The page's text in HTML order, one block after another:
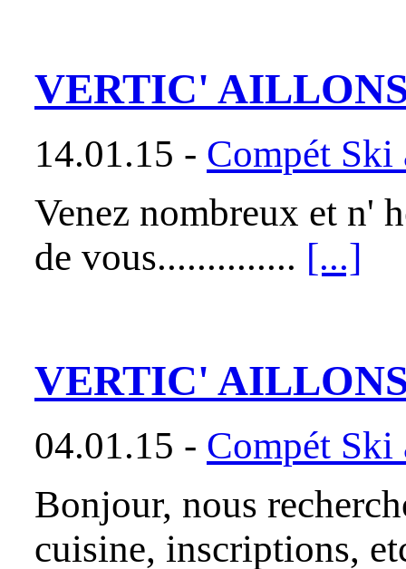
VERTIC'
14.01.15 - Compét
Venez nombreux et n'
de vous.............. [...]
VERTIC'
04.01.15 - Compét
Bonjour, nous
cuisine, inscriptions,